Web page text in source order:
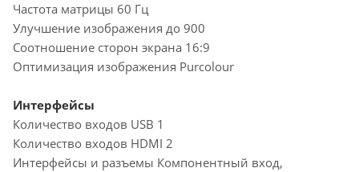
Частота матрицы 60 Гц
Улучшение изображения до 900
Соотношение сторон экрана 16:9
Оптимизация изображения Purcolour
Интерфейсы
Количество входов USB 1
Количество входов HDMI 2
Интерфейсы и разъемы Компонентный вход,